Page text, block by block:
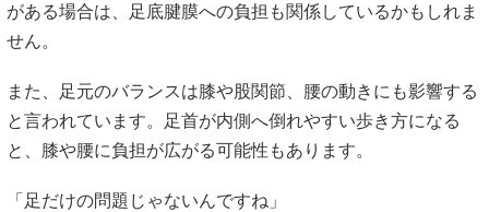
がある場合は、足底腱膜への負担も関係しているかもしれま
せん。
また、足元のバランスは膝や股関節、腰の動きにも影響する
と言われています。足首が内側へ倒れやすい歩き方になる
と、膝や腰に負担が広がる可能性もあります。
「足だけの問題じゃないんですね」